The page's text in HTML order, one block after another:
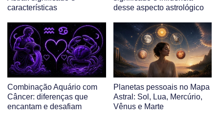
características
desse aspecto astrológico
Combinação Aquário com
Câncer: diferenças que
encantam e desafiam
Planetas pessoais no Mapa
Astral: Sol, Lua, Mercúrio,
Vênus e Marte